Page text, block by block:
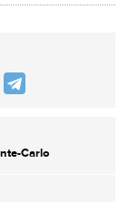
Carlo